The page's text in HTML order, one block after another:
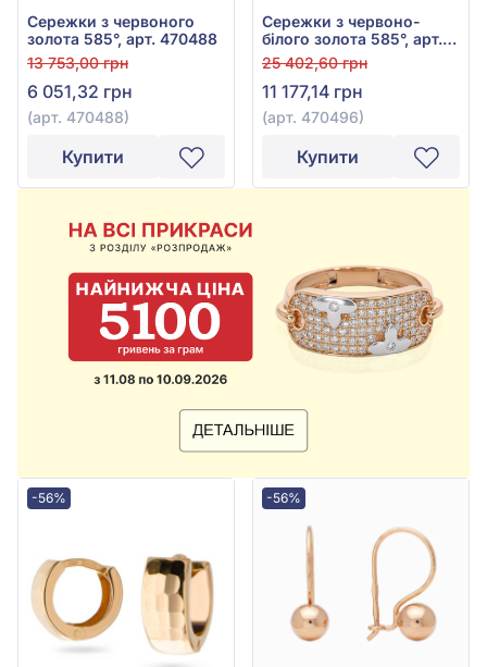
Сережки з червоного
золота 585°, арт. 470488
13 753,00 грн
6 051,32 грн
(арт. 470488)
Купити
Сережки з червоно-
білого золота 585°, арт.
470496
25 402,60 грн
11 177,14 грн
(арт. 470496)
Купити
-56% -56%